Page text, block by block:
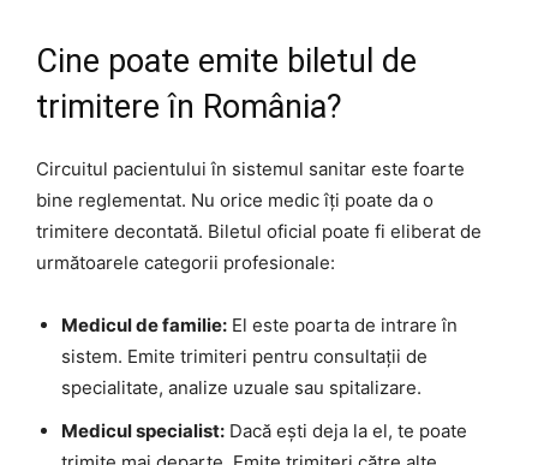
Cine poate emite biletul de
trimitere în România?
Circuitul pacientului în sistemul sanitar este foarte
bine reglementat. Nu orice medic îți poate da o
trimitere decontată. Biletul oficial poate fi eliberat de
următoarele categorii profesionale:
Medicul de familie: El este poarta de intrare în
sistem. Emite trimiteri pentru consultații de
specialitate, analize uzuale sau spitalizare.
Medicul specialist: Dacă ești deja la el, te poate